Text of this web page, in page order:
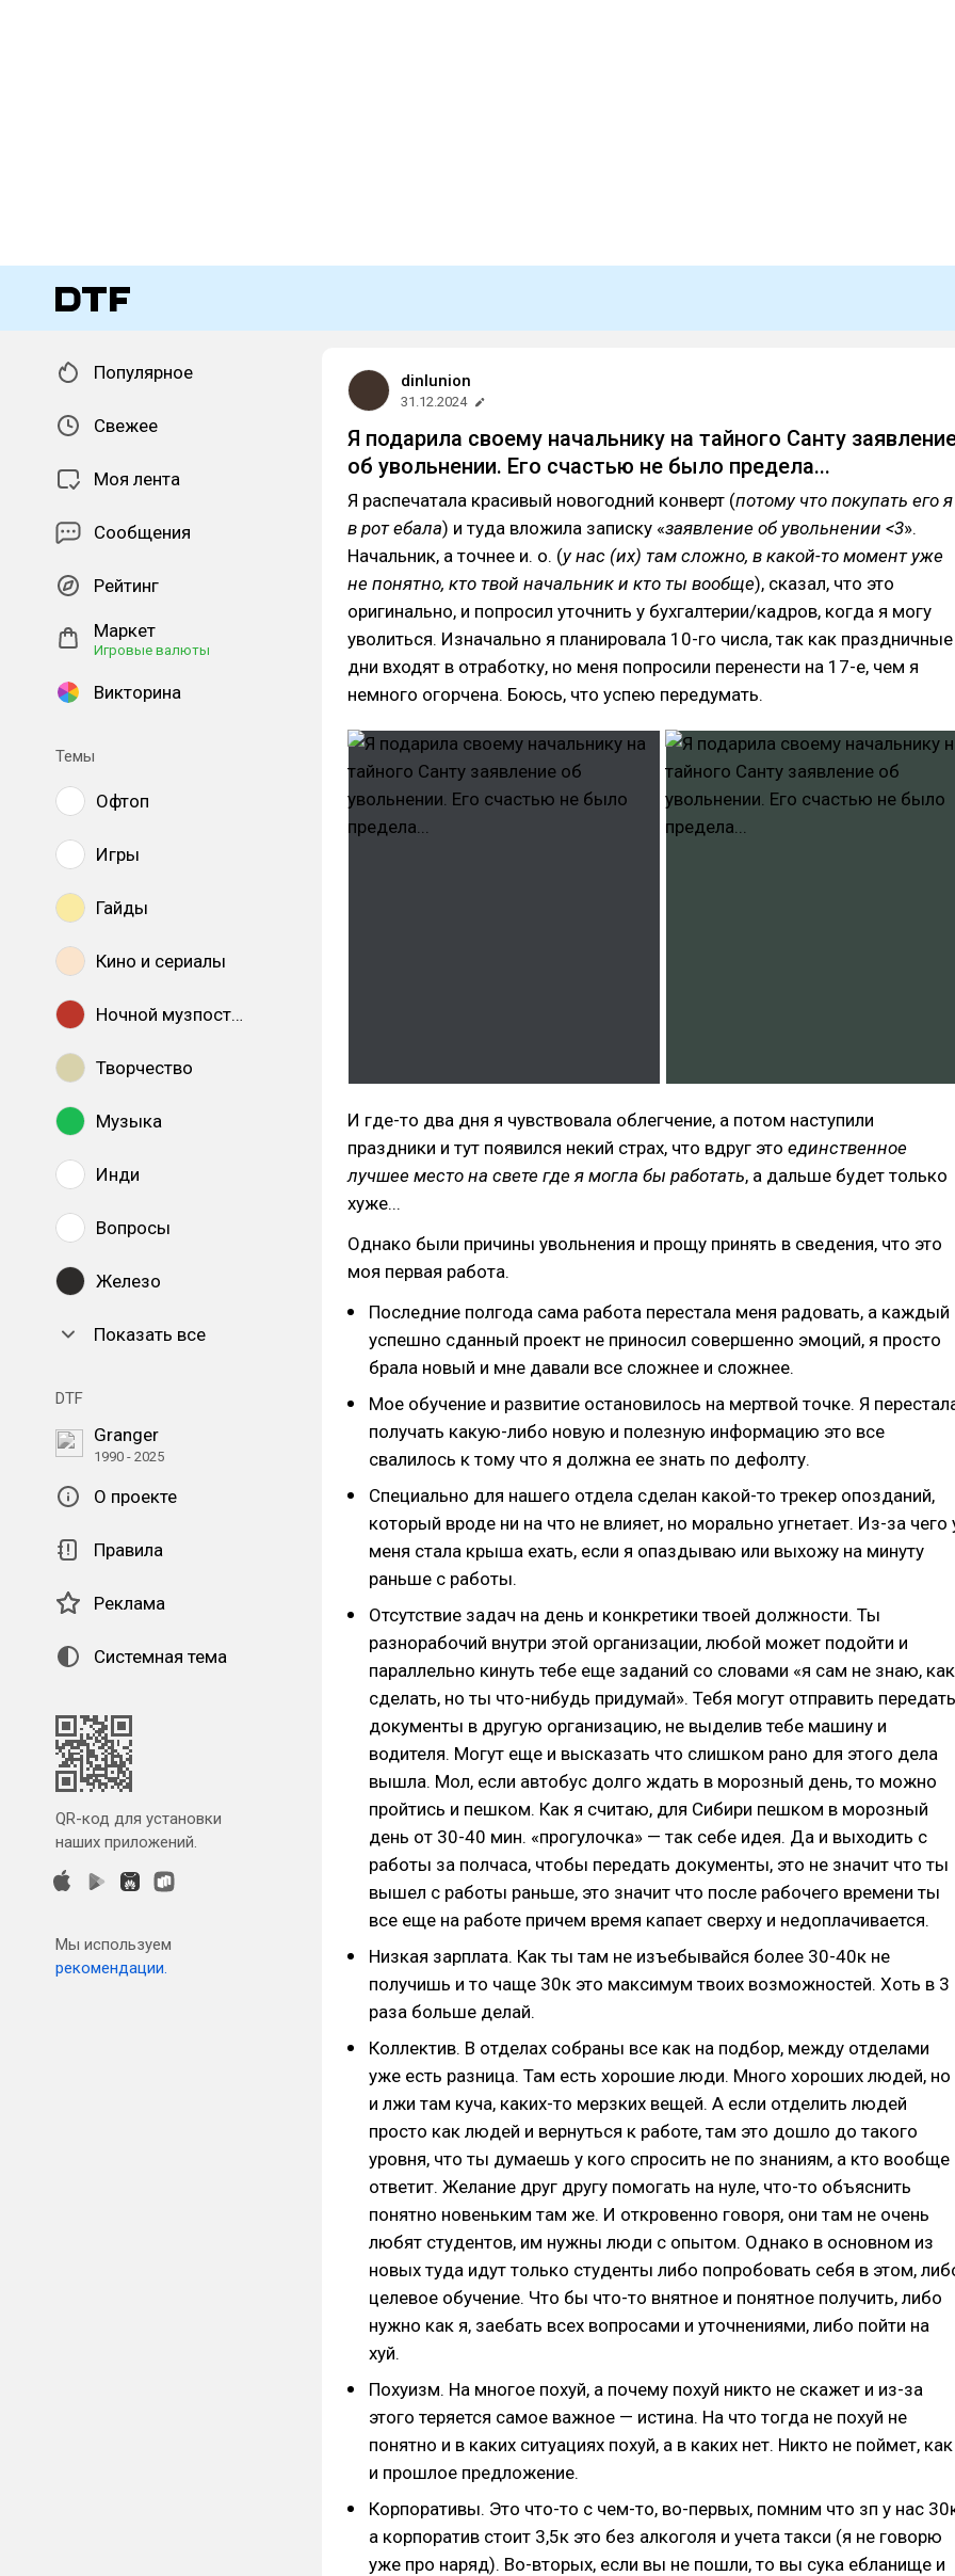
Популярное
Свежее
Моя лента
Сообщения
Рейтинг
Маркет
Игровые валюты
Викторина
Темы
Офтоп
Игры
Гайды
Кино и сериалы
Ночной музпостинг
Творчество
Музыка
Инди
Вопросы
Железо
Показать все
DTF
Granger
1990 - 2025
О проекте
Правила
Реклама
Системная тема
QR-код для установки
наших приложений.
Мы используем
рекомендации.
dinlunion
31.12.2024
Я подарила своему начальнику на тайного Санту
об увольнении. Его счастью не было предела...
Я распечатала красивый новогодний конверт (потому что покупать его я
в рот ебала) и туда вложила записку «заявление об увольнении <3».
Начальник, а точнее и. о. (у нас (их) там сложно, в какой-то момент уже
не понятно, кто твой начальник и кто ты вообще), сказал, что это
оригинально, и попросил уточнить у бухгалтерии/кадров, когда я могу
уволиться. Изначально я планировала 10-го числа, так как праздничные
дни входят в отработку, но меня попросили перенести на 17-е, чем я
немного огорчена. Боюсь, что успею передумать.
И где-то два дня я чувствовала облегчение, а потом наступили
праздники и тут появился некий страх, что вдруг это единственное
лучшее место на свете где я могла бы работать, а дальше будет только
хуже...
Однако были причины увольнения и прощу принять в сведения, что это
моя первая работа.
Последние полгода сама работа перестала меня радовать, а каждый
успешно сданный проект не приносил совершенно эмоций, я просто
брала новый и мне давали все сложнее и сложнее.
Мое обучение и развитие остановилось на мертвой точке. Я
получать какую-либо новую и полезную информацию это все
свалилось к тому что я должна ее знать по дефолту.
Специально для нашего отдела сделан какой-то трекер опозданий,
который вроде ни на что не влияет, но морально угнетает. Из-за чего
меня стала крыша ехать, если я опаздываю или выхожу на минуту
раньше с работы.
Отсутствие задач на день и конкретики твоей должности. Ты
разнорабочий внутри этой организации, любой может подойти и
параллельно кинуть тебе еще заданий со словами «я сам не знаю, как
сделать, но ты что-нибудь придумай». Тебя могут отправить передать
документы в другую организацию, не выделив тебе машину и
водителя. Могут еще и высказать что слишком рано для этого дела
вышла. Мол, если автобус долго ждать в морозный день, то можно
пройтись и пешком. Как я считаю, для Сибири пешком в морозный
день от 30-40 мин. «прогулочка» — так себе идея. Да и выходить с
работы за полчаса, чтобы передать документы, это не значит что ты
вышел с работы раньше, это значит что после рабочего времени ты
все еще на работе причем время капает сверху и недоплачивается.
Низкая зарплата. Как ты там не изъебывайся более 30-40к не
получишь и то чаще 30к это максимум твоих возможностей. Хоть в 3
раза больше делай.
Коллектив. В отделах собраны все как на подбор, между отделами
уже есть разница. Там есть хорошие люди. Много хороших людей, но
и лжи там куча, каких-то мерзких вещей. А если отделить людей
просто как людей и вернуться к работе, там это дошло до такого
уровня, что ты думаешь у кого спросить не по знаниям, а кто вообще
ответит. Желание друг другу помогать на нуле, что-то объяснить
понятно новеньким там же. И откровенно говоря, они там не очень
любят студентов, им нужны люди с опытом. Однако в основном из
новых туда идут только студенты либо попробовать себя в этом,
целевое обучение. Что бы что-то внятное и понятное получить, либо
нужно как я, заебать всех вопросами и уточнениями, либо пойти на
хуй.
Похуизм. На многое похуй, а почему похуй никто не скажет и из-за
этого теряется самое важное — истина. На что тогда не похуй не
понятно и в каких ситуациях похуй, а в каких нет. Никто не поймет, как
и прошлое предложение.
Корпоративы. Это что-то с чем-то, во-первых, помним что зп у нас
а корпоратив стоит 3,5к это без алкоголя и учета такси (я не говорю
уже про наряд). Во-вторых, если вы не пошли, то вы сука ебланище и